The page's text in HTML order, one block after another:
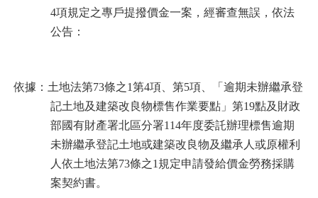
4項規定之專戶提撥價金一案，經審查無誤，依法
公告：
依據：土地法第73條之1第4項、第5項、「逾期未辦繼承登
記土地及建築改良物標售作業要點」第19點及財政
部國有財產署北區分署114年度委託辦理標售逾期
未辦繼承登記土地或建築改良物及繼承人或原權利
人依土地法第73條之1規定申請發給價金勞務採購
案契約書。